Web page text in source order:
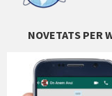
NOVETATS PER